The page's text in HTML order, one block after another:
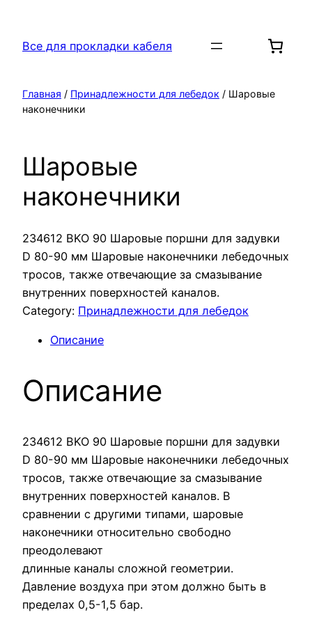
содержимому
Все для прокладки кабеля
Главная / Принадлежности для лебедок / Шаровые
наконечники
Шаровые
наконечники
234612 BKO 90 Шаровые поршни для задувки
D 80-90 мм Шаровые наконечники лебедочных
тросов, также отвечающие за смазывание
внутренних поверхностей каналов.
Category: Принадлежности для лебедок
Описание
Описание
234612 BKO 90 Шаровые поршни для задувки
D 80-90 мм Шаровые наконечники лебедочных
тросов, также отвечающие за смазывание
внутренних поверхностей каналов. В
сравнении с другими типами, шаровые
наконечники относительно свободно
преодолевают
длинные каналы сложной геометрии.
Давление воздуха при этом должно быть в
пределах 0,5-1,5 бар.